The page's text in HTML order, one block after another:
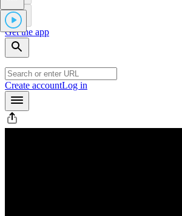
Get the app
Create accountLog in